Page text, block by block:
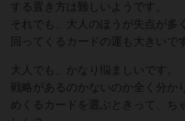
する置き方は難しいようです。
それでも、大人のほうが失点が多
回ってくるカードの運も大きいで
大人でも、かなり悩ましいです。
戦略があるのかないのか全く分か
めくるカードを選ぶときって、ち